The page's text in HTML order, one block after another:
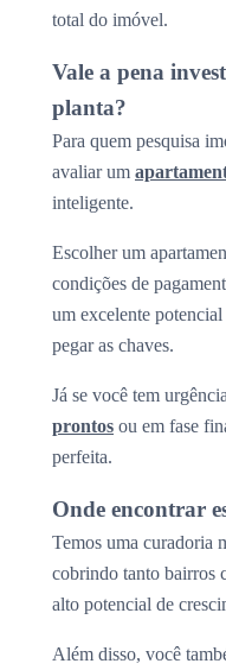
total do imóvel.
Vale a pena
planta?
Para quem pesquisa
avaliar um
inteligente.
Escolher um
condições de
um excelente
pegar as chaves.
Já se você tem
prontos ou em fase
perfeita.
Onde encontrar
Temos uma curadoria
cobrindo tanto bairros
alto potencial de
Além disso, você